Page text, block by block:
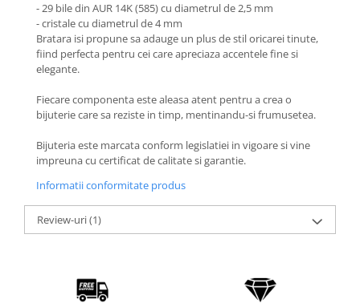
BRĂȚĂRI
BRĂȚĂRI CU ȘNUR REGLABIL
Brățări din Aur cu șnur reglabil
Brățări din Argint cu șnur reglabil
BRĂȚĂRI CU PIETRE SEMIPREȚIOASE
Brățări din Aur cu pietre
semiprețioase
Brățări din Argint cu pietre
semiprețioase
BRĂȚĂRI DE PICIOR
Brățări de picior din Argint
- 29 bile din AUR 14K (585) cu diametrul de 2,5 mm
- cristale cu diametrul de 4 mm
Bratara isi propune sa adauge un plus de stil oricarei tinute,
fiind perfecta pentru cei care apreciaza accentele fine si
elegante.
Fiecare componenta este aleasa atent pentru a crea o
bijuterie care sa reziste in timp, mentinandu-si frumusetea.
Bijuteria este marcata conform legislatiei in vigoare si vine
impreuna cu certificat de calitate si garantie.
Informatii conformitate produs
Review-uri(1)